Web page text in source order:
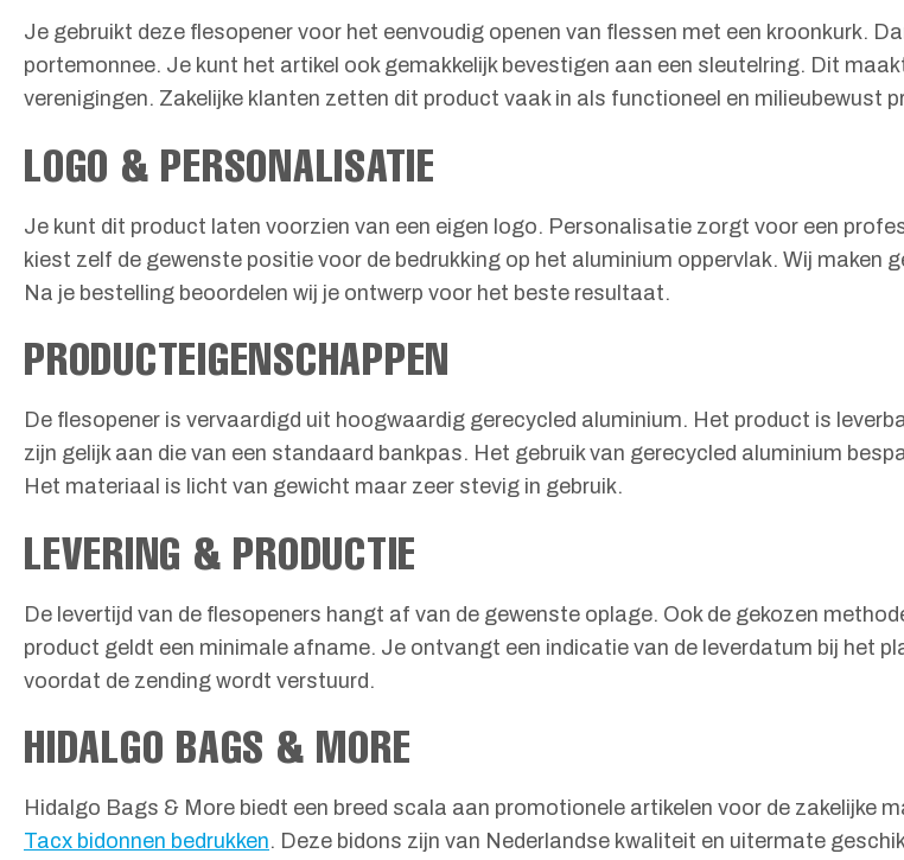
Je gebruikt deze flesopener voor het eenvoudig openen van flessen met een kroonkurk.
portemonnee. Je kunt het artikel ook gemakkelijk bevestigen aan een sleutelring. Dit
verenigingen. Zakelijke klanten zetten dit product vaak in als functioneel en milieubewust
LOGO & PERSONALISATIE
Je kunt dit product laten voorzien van een eigen logo. Personalisatie zorgt voor een
kiest zelf de gewenste positie voor de bedrukking op het aluminium oppervlak. Wij maken
Na je bestelling beoordelen wij je ontwerp voor het beste resultaat.
PRODUCTEIGENSCHAPPEN
De flesopener is vervaardigd uit hoogwaardig gerecycled aluminium. Het product is
zijn gelijk aan die van een standaard bankpas. Het gebruik van gerecycled aluminium
Het materiaal is licht van gewicht maar zeer stevig in gebruik.
LEVERING & PRODUCTIE
De levertijd van de flesopeners hangt af van de gewenste oplage. Ook de gekozen
product geldt een minimale afname. Je ontvangt een indicatie van de leverdatum bij het
voordat de zending wordt verstuurd.
HIDALGO BAGS & MORE
Hidalgo Bags & More biedt een breed scala aan promotionele artikelen voor de zakelijke
Tacx bidonnen bedrukken. Deze bidons zijn van Nederlandse kwaliteit en uitermate